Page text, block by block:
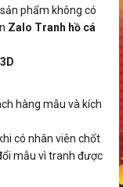
phẩm không có
Zalo Tranh hồ cá
hàng mẫu và kích
có nhân viên chốt
mẫu vì tranh được